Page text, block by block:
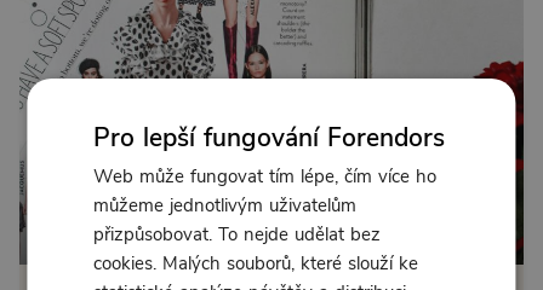
Od 183 Kč měsíčně nebo 96 Kč jednorázově
Pro lepší fungování Forendors
Web může fungovat tím lépe, čím více ho
můžeme jednotlivým uživatelům
přizpůsobovat. To nejde udělat bez
cookies. Malých souborů, které slouží ke